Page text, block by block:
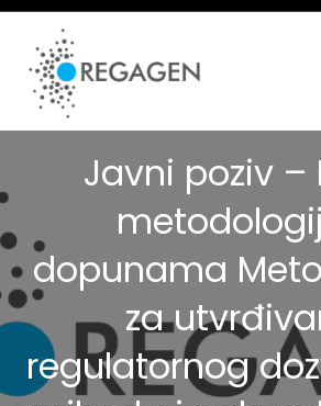
Skip
content
Javni poziv –
dopunama
za
regulatornog